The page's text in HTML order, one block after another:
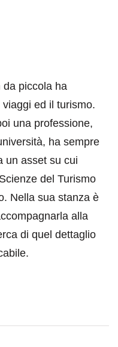
da piccola ha
ed il turismo.
una professione,
ha sempre
un asset su cui
del Turismo
Nella sua stanza è
alla
di quel dettaglio